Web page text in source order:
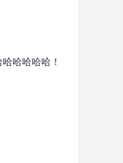
哈哈哈哈！